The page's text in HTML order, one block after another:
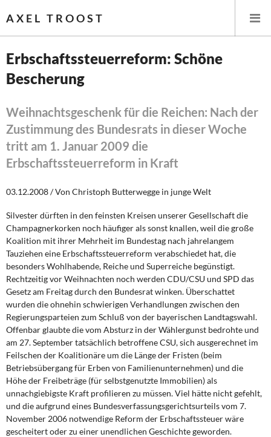
AXEL TROOST
Startseite
Themen
Leitlinien linker Wirtschafts- und Finanzpolitik
Wirtschaftspolitik
Steuer- und Finanzpolitik
Öffentliche Infrastruktur und Daseinsvorsorge
Eurokrise und Griechenland
DIE LINKE
Weitere Themen
Memo-Gruppe
Institut Solidarische Moderne
Rosa-Luxemburg-Stiftung
Über mich
Erbschaftssteuerreform: Schöne
Bescherung
Weihnachtsgeschenk für die Reichen: Nach der
Zustimmung des Bundesrats in dieser Woche
tritt am 1. Januar 2009 die
Erbschaftssteuerreform in Kraft
03.12.2008 / Von Christoph Butterwegge in junge Welt
Silvester dürften in den feinsten Kreisen unserer Gesellschaft die
Champagnerkorken noch häufiger als sonst knallen, weil die große
Koalition mit ihrer Mehrheit im Bundestag nach jahrelangem
Tauziehen eine Erbschaftssteuerreform verabschiedet hat, die
besonders Wohlhabende, Reiche und Superreiche begünstigt.
Rechtzeitig vor Weihnachten noch werden CDU/CSU und SPD das
Gesetz am Freitag durch den Bundesrat winken. Überschattet
wurden die ohnehin schwierigen Verhandlungen zwischen den
Regierungsparteien zum Schluß von der bayerischen Landtagswahl.
Offenbar glaubte die vom Absturz in der Wählergunst bedrohte und
am 27. September tatsächlich betroffene CSU, sich ausgerechnet im
Feilschen der Koalitionäre um die Länge der Fristen (beim
Betriebsübergang für Erben von Familienunternehmen) und die
Höhe der Freibeträge (für selbstgenutzte Immobilien) als
unnachgiebigste Kraft profilieren zu müssen. Viel hätte nicht gefehlt,
und die aufgrund eines Bundesverfassungsgerichtsurteils vom 7.
November 2006 notwendige Reform der Erbschaftssteuer wäre
gescheitert oder zu einer unendlichen Geschichte geworden.